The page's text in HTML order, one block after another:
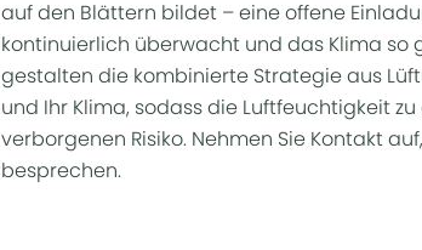
auf den Blättern bildet – eine offene
kontinuierlich überwacht und das Klima so
gestalten die kombinierte Strategie aus
und Ihr Klima, sodass die Luftfeuchtigkeit
verborgenen Risiko. Nehmen Sie Kontakt
besprechen.